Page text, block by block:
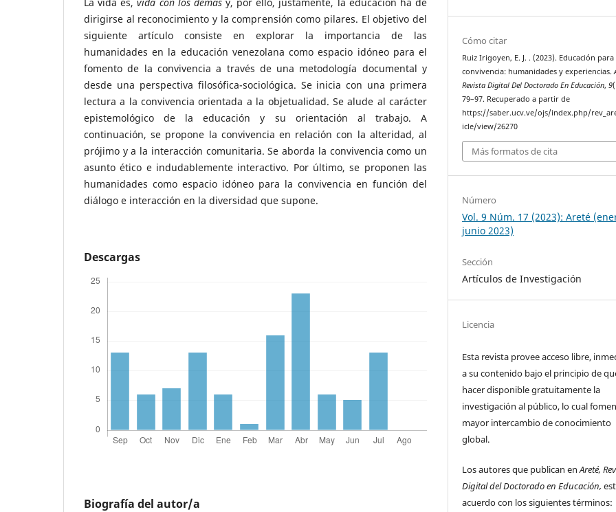
dirigirse al reconocimiento y la comprensión como pilares. El objetivo del
siguiente artículo consiste en explorar la importancia de las
humanidades en la educación venezolana como espacio idóneo para el
fomento de la convivencia a través de una metodología documental y
desde una perspectiva filosófica-sociológica. Se inicia con una primera
lectura a la convivencia orientada a la objetualidad. Se alude al carácter
epistemológico de la educación y su orientación al trabajo. A
continuación, se propone la convivencia en relación con la alteridad, al
prójimo y a la interacción comunitaria. Se aborda la convivencia como un
asunto ético e indudablemente interactivo. Por último, se proponen las
humanidades como espacio idóneo para la convivencia en función del
diálogo e interacción en la diversidad que supone.
Descargas
Biografía del autor/a
Cómo citar
Ruiz Irigoyen, E. J. . (2023). Educación para
convivencia: humanidades y experiencias.
Revista Digital Del Doctorado En Educación,9
79–97. Recuperado a partir de
https://saber.ucv.ve/ojs/index.php/
icle/view/26270
Más formatos de cita
Número
Vol. 9 Núm. 17 (2023): Areté
junio 2023)
Sección
Artículos de Investigación
Licencia
Esta revista provee acceso libre,
a su contenido bajo el principio de
hacer disponible gratuitamente la
investigación al público, lo cual
mayor intercambio de conocimiento
global.
Los autores que publican enAreté,
Digital del Doctorado en Educación,
acuerdo con los siguientes términos: